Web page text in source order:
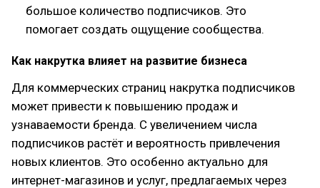
большое количество подписчиков. Это
помогает создать ощущение сообщества.
Как накрутка влияет на развитие бизнеса
Для коммерческих страниц накрутка подписчиков
может привести к повышению продаж и
узнаваемости бренда. С увеличением числа
подписчиков растёт и вероятность привлечения
новых клиентов. Это особенно актуально для
интернет-магазинов и услуг, предлагаемых через